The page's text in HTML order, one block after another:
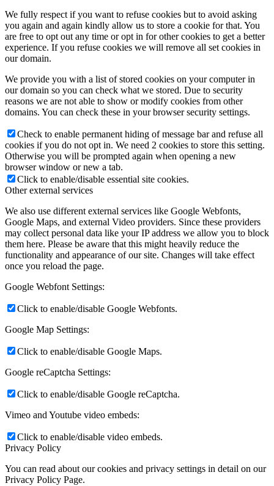
We fully respect if you want to refuse cookies but to avoid asking
you again and again kindly allow us to store a cookie for that. You
are free to opt out any time or opt in for other cookies to get a better
experience. If you refuse cookies we will remove all set cookies in
our domain.
We provide you with a list of stored cookies on your computer in
our domain so you can check what we stored. Due to security
reasons we are not able to show or modify cookies from other
domains. You can check these in your browser security settings.
Check to enable permanent hiding of message bar and refuse all
cookies if you do not opt in. We need 2 cookies to store this setting.
Otherwise you will be prompted again when opening a new
browser window or new a tab.
Click to enable/disable essential site cookies.
Other external services
We also use different external services like Google Webfonts,
Google Maps, and external Video providers. Since these providers
may collect personal data like your IP address we allow you to block
them here. Please be aware that this might heavily reduce the
functionality and appearance of our site. Changes will take effect
once you reload the page.
Google Webfont Settings:
Click to enable/disable Google Webfonts.
Google Map Settings:
Click to enable/disable Google Maps.
Google reCaptcha Settings:
Click to enable/disable Google reCaptcha.
Vimeo and Youtube video embeds:
Click to enable/disable video embeds.
Privacy Policy
You can read about our cookies and privacy settings in detail on our
Privacy Policy Page.